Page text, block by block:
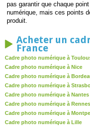
pas garantir que chaque
numérique, mais ces points
produit.
Acheter un
France
Cadre photo numérique à
Cadre photo numérique à Nice
Cadre photo numérique à
Cadre photo numérique à
Cadre photo numérique à Nantes
Cadre photo numérique à Rennes
Cadre photo numérique à
Cadre photo numérique à Lille